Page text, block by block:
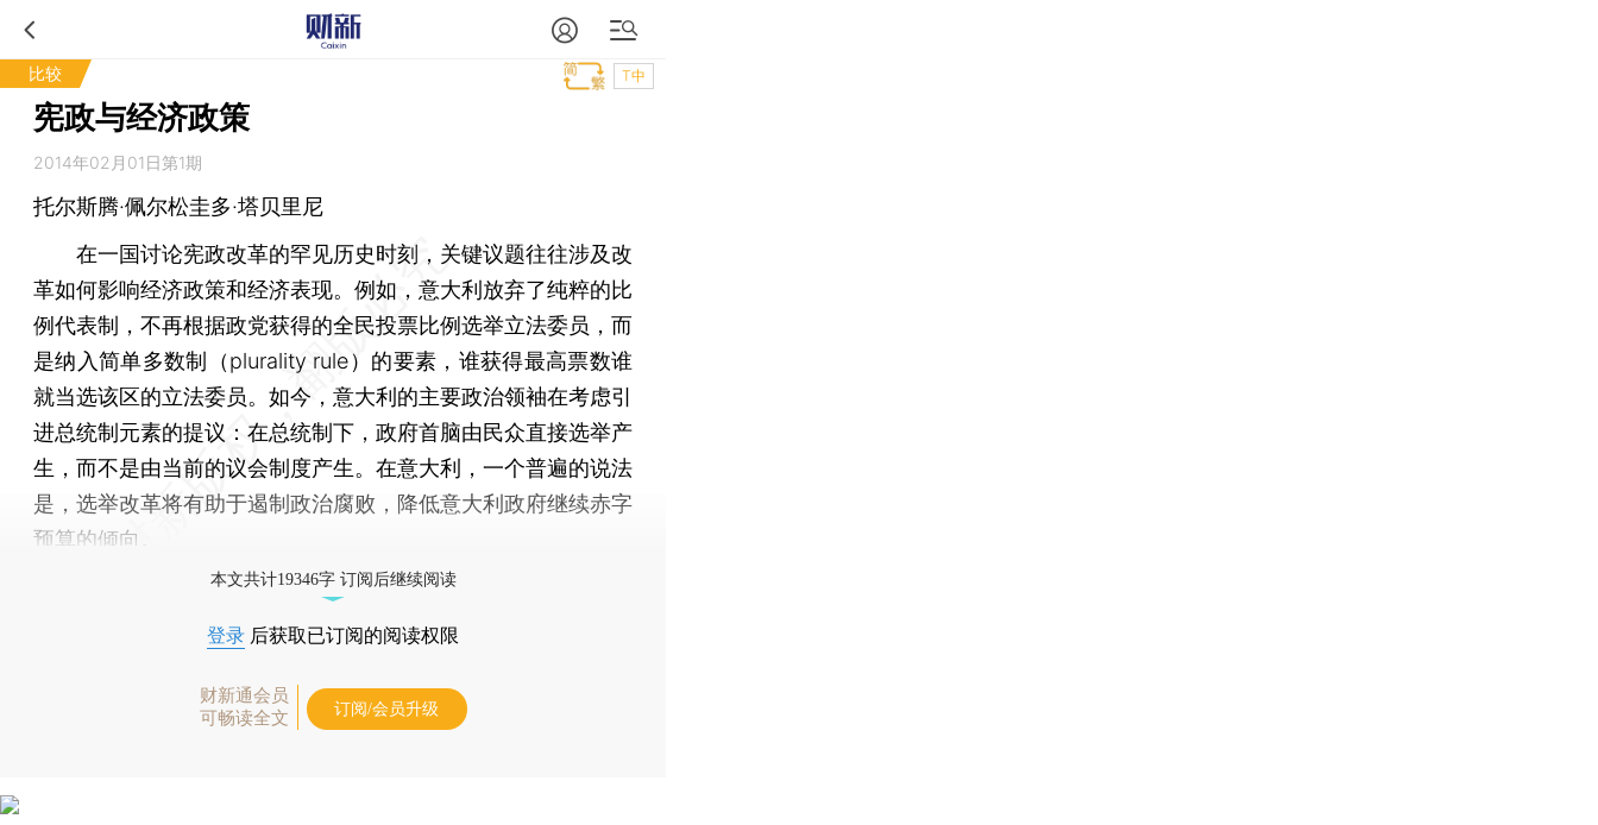
比较 T中
宪政与经济政策
2014年02月01日第1期
托尔斯腾·佩尔松圭多·塔贝里尼
在一国讨论宪政改革的罕见历史时刻，关键议题往往涉及改
革如何影响经济政策和经济表现。例如，意大利放弃了纯粹的比
例代表制，不再根据政党获得的全民投票比例选举立法委员，而
是纳入简单多数制（plurality rule）的要素，谁获得最高票数谁
就当选该区的立法委员。如今，意大利的主要政治领袖在考虑引
进总统制元素的提议：在总统制下，政府首脑由民众直接选举产
生，而不是由当前的议会制度产生。在意大利，一个普遍的说法
是，选举改革将有助于遏制政治腐败，降低意大利政府继续赤字
预算的倾向。
本文共计19346字 订阅后继续阅读
登录 后获取已订阅的阅读权限
财新通会员
可畅读全文
订阅/会员升级